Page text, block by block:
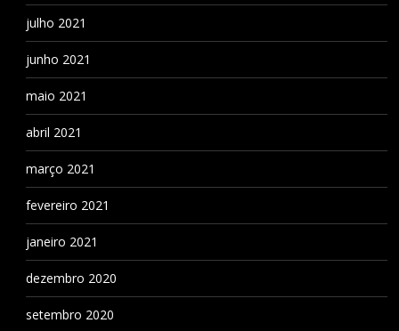
julho 2021
junho 2021
maio 2021
abril 2021
março 2021
fevereiro 2021
janeiro 2021
dezembro 2020
setembro 2020